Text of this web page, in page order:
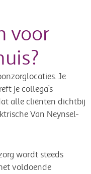
voor
Je
je collega’s
alle cliënten dichtbij
Van Neynsel-
wordt steeds
voldoende